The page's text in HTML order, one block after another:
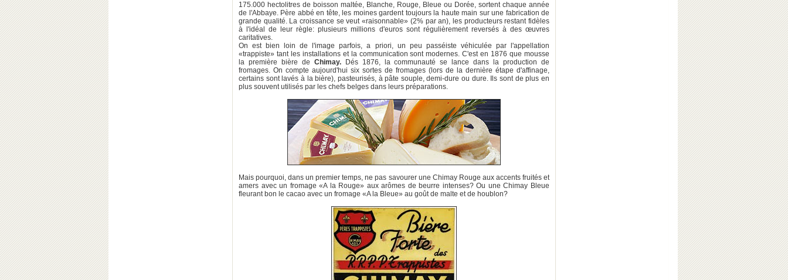
175.000 hectolitres de boisson maltée, Blanche, Rouge, Bleue ou Dorée, sortent chaque année
de l'Abbaye. Père abbé en tête, les moines gardent toujours la haute main sur une fabrication de
grande qualité. La croissance se veut «raisonnable» (2% par an), les producteurs restant fidèles
à l'idéal de leur règle: plusieurs millions d'euros sont régulièrement reversés à des œuvres
caritatives.
On est bien loin de l'image parfois, a priori, un peu passéiste véhiculée par l'appellation
«trappiste» tant les installations et la communication sont modernes. C'est en 1876 que mousse
la première bière de Chimay.Dés 1876, la communauté se lance dans la production de
fromages. On compte aujourd'hui six sortes de fromages (lors de la dernière étape d'affinage,
certains sont lavés à la bière), pasteurisés, à pâte souple, demi-dure ou dure. Ils sont de plus en
plus souvent utilisés par les chefs belges dans leurs préparations.
Mais pourquoi, dans un premier temps, ne pas savourer une Chimay Rouge aux accents fruités et
amers avec un fromage «A la Rouge» aux arômes de beurre intenses? Ou une Chimay Bleue
fleurant bon le cacao avec un fromage «A la Bleue» au goût de malte et de houblon?